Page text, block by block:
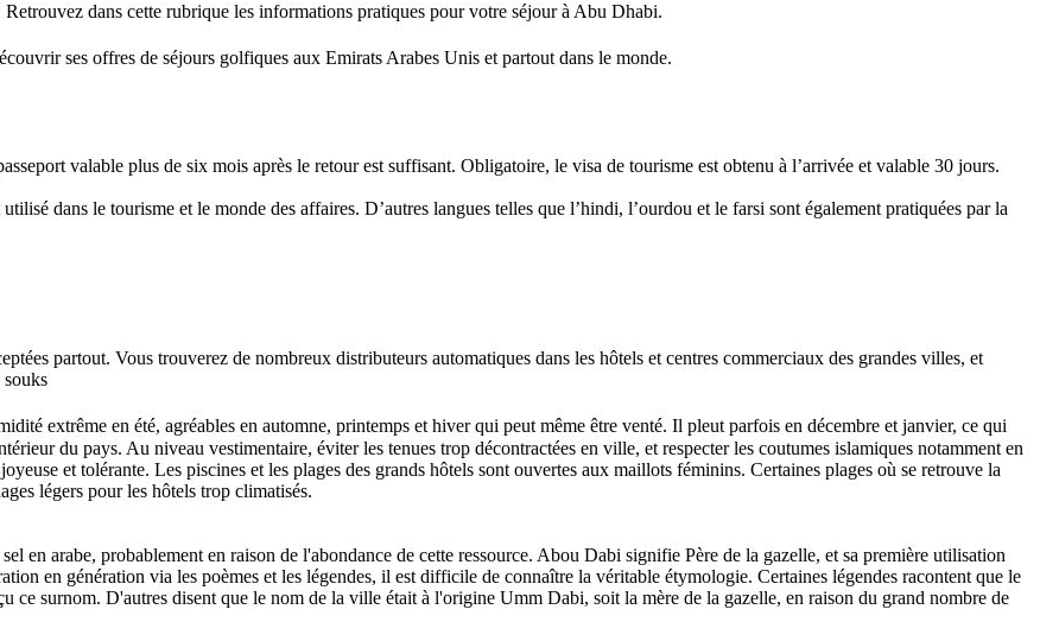
Retrouvez dans cette rubrique les informations pratiques pour votre séjour à Abu Dhabi.
ses offres de séjours golfiques aux Emirats Arabes Unis et partout dans le monde.
valable plus de six mois après le retour est suffisant. Obligatoire, le visa de tourisme est obtenu à l’arrivée et valable 30 jours.
dans le tourisme et le monde des affaires. D’autres langues telles que l’hindi, l’ourdou et le farsi sont également pratiquées par la
partout. Vous trouverez de nombreux distributeurs automatiques dans les hôtels et centres commerciaux des grandes villes, et
souks
extrême en été, agréables en automne, printemps et hiver qui peut même être venté. Il pleut parfois en décembre et janvier, ce qui
du pays. Au niveau vestimentaire, éviter les tenues trop décontractées en ville, et respecter les coutumes islamiques notamment en
et tolérante. Les piscines et les plages des grands hôtels sont ouvertes aux maillots féminins. Certaines plages où se retrouve la
légers pour les hôtels trop climatisés.
en arabe, probablement en raison de l'abondance de cette ressource. Abou Dabi signifie Père de la gazelle, et sa première utilisation
en génération via les poèmes et les légendes, il est difficile de connaître la véritable étymologie. Certaines légendes racontent que le
ce surnom. D'autres disent que le nom de la ville était à l'origine Umm Dabi, soit la mère de la gazelle, en raison du grand nombre de